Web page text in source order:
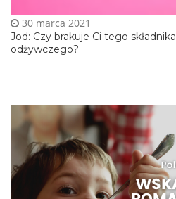
Jod: Czy brakuje Ci tego składnika
odżywczego?
30 marca 2021